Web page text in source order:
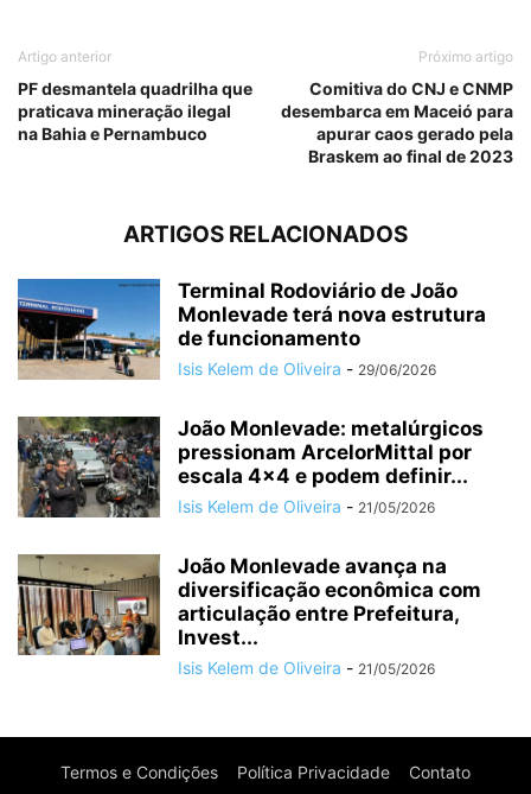
Artigo anterior
PF desmantela quadrilha que
praticava mineração ilegal
na Bahia e Pernambuco
Próximo artigo
Comitiva do CNJ e CNMP
desembarca em Maceió para
apurar caos gerado pela
Braskem ao final de 2023
ARTIGOS RELACIONADOS
Terminal Rodoviário de João
Monlevade terá nova estrutura
de funcionamento
Isis Kelem de Oliveira - 29/06/2026
João Monlevade: metalúrgicos
pressionam ArcelorMittal por
escala 4×4 e podem definir...
Isis Kelem de Oliveira - 21/05/2026
João Monlevade avança na
diversificação econômica com
articulação entre Prefeitura,
Invest...
Isis Kelem de Oliveira - 21/05/2026
Termos e Condições Política Privacidade Contato